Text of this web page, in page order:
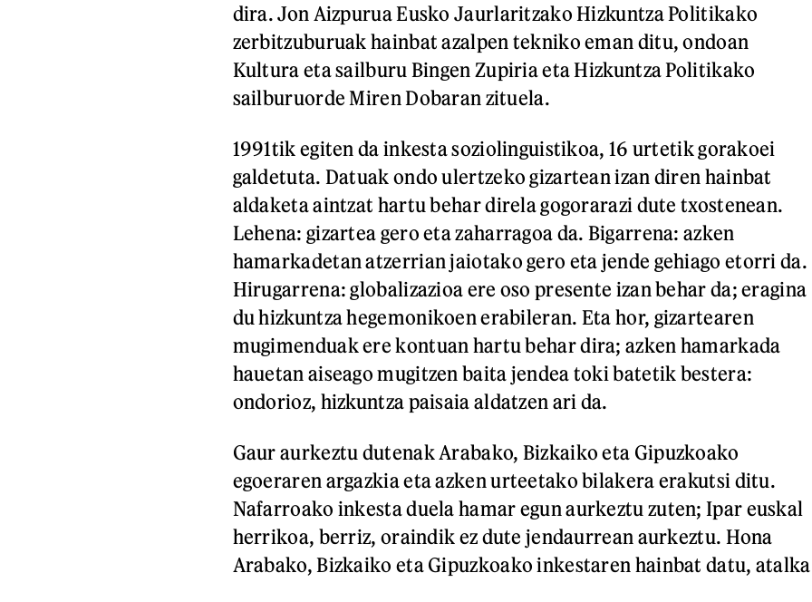
dira. Jon Aizpurua Eusko Jaurlaritzako Hizkuntza Politikako
zerbitzuburuak hainbat azalpen tekniko eman ditu, ondoan
Kultura eta sailburu Bingen Zupiria eta Hizkuntza Politikako
sailburuorde Miren Dobaran zituela.
1991tik egiten da inkesta soziolinguistikoa, 16 urtetik gorakoei
galdetuta. Datuak ondo ulertzeko gizartean izan diren hainbat
aldaketa aintzat hartu behar direla gogorarazi dute txostenean.
Lehena: gizartea gero eta zaharragoa da. Bigarrena: azken
hamarkadetan atzerrian jaiotako gero eta jende gehiago etorri da.
Hirugarrena: globalizazioa ere oso presente izan behar da; eragina
du hizkuntza hegemonikoen erabileran. Eta hor, gizartearen
mugimenduak ere kontuan hartu behar dira; azken hamarkada
hauetan aiseago mugitzen baita jendea toki batetik bestera:
ondorioz, hizkuntza paisaia aldatzen ari da.
Gaur aurkeztu dutenak Arabako, Bizkaiko eta Gipuzkoako
egoeraren argazkia eta azken urteetako bilakera erakutsi ditu.
Nafarroako inkesta duela hamar egun aurkeztu zuten; Ipar euskal
herrikoa, berriz, oraindik ez dute jendaurrean aurkeztu. Hona
Arabako, Bizkaiko eta Gipuzkoako inkestaren hainbat datu,